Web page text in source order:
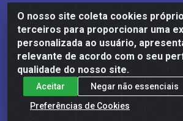
O nosso site coleta cookies
terceiros para proporcionar uma
personalizada ao usuário,
relevante de acordo com o seu
qualidade do nosso site.
Aceitar
Negar não essenciais
Preferências de Cookies
Frinscal - Distribuidora e Importadora
LTDA - Rodovia BR 101 Sul Km 187,
Rosa, Palmares/PE - CEP 55540-
03.504.437/0001-50